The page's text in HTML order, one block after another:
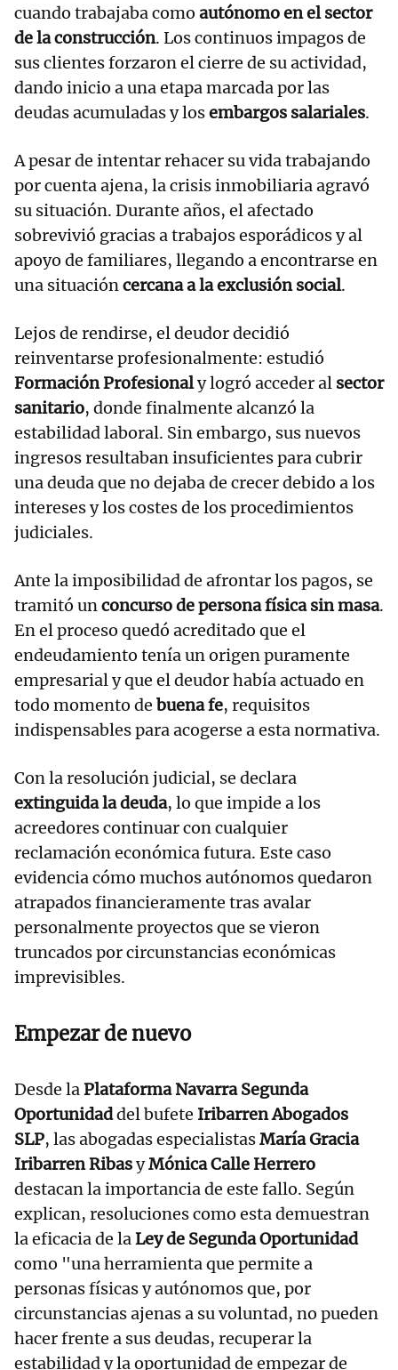
cuando trabajaba como autónomo en el sector
de la construcción. Los continuos impagos de
sus clientes forzaron el cierre de su actividad,
dando inicio a una etapa marcada por las
deudas acumuladas y losembargos salariales.
A pesar de intentar rehacer su vida trabajando
por cuenta ajena, la crisis inmobiliaria agravó
su situación. Durante años, el afectado
sobrevivió gracias a trabajos esporádicos y al
apoyo de familiares, llegando a encontrarse en
una situacióncercana a la exclusión social.
Lejos de rendirse, el deudor decidió
reinventarse profesionalmente: estudió
Formación Profesionaly logró acceder al sector
sanitario, donde finalmente alcanzó la
estabilidad laboral. Sin embargo, sus nuevos
ingresos resultaban insuficientes para cubrir
una deuda que no dejaba de crecer debido a los
intereses y los costes de los procedimientos
judiciales.
Ante la imposibilidad de afrontar los pagos, se
tramitó unconcurso de persona física sin masa.
En el proceso quedó acreditado que el
endeudamiento tenía un origen puramente
empresarial y que el deudor había actuado en
todo momento de buena fe, requisitos
indispensables para acogerse a esta normativa.
Con la resolución judicial, se declara
extinguida la deuda, lo que impide a los
acreedores continuar con cualquier
reclamación económica futura. Este caso
evidencia cómo muchos autónomos quedaron
atrapados financieramente tras avalar
personalmente proyectos que se vieron
truncados por circunstancias económicas
imprevisibles.
Empezar de nuevo
Desde laPlataforma Navarra Segunda
Oportunidaddel bufete Iribarren Abogados
SLP, las abogadas especialistasMaría Gracia
Iribarren RibasyMónica Calle Herrero
destacan la importancia de este fallo. Según
explican, resoluciones como esta demuestran
la eficacia de laLey de Segunda Oportunidad
como "una herramienta que permite a
personas físicas y autónomos que, por
circunstancias ajenas a su voluntad, no pueden
hacer frente a sus deudas, recuperar la
estabilidad y la oportunidad de empezar de